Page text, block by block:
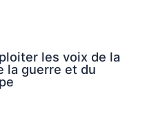
les voix de la
la guerre et du